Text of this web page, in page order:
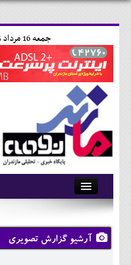
جمعه 16 مرداد 1405-19:9-
آرشیو
تماس با ما
وبلاگ
آرشیو گزارش تصویری